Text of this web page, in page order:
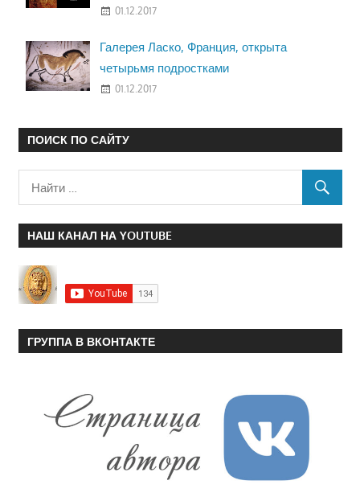
01.12.2017
Галерея Ласко, Франция, открыта
четырьмя подростками
01.12.2017
ПОИСК ПО САЙТУ
НАШ КАНАЛ НА YOUTUBE
ГРУППА В ВКОНТАКТЕ